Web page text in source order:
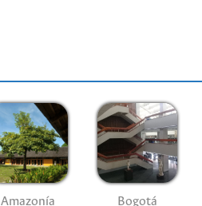
Amazonía Bogotá